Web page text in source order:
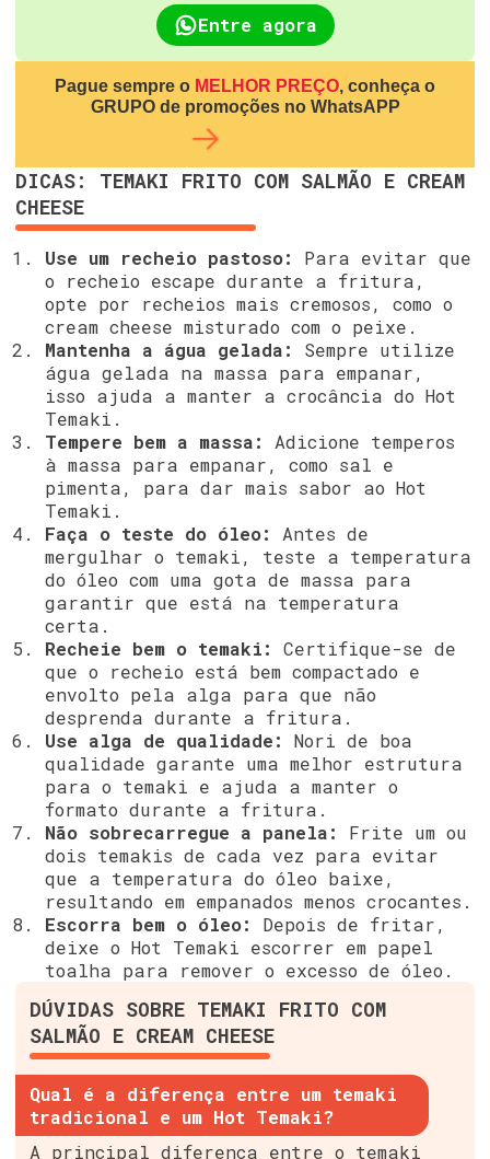
Entre agora
Pague sempre o MELHOR PREÇO, conheça o
GRUPO de promoções no WhatsAPP
DICAS: TEMAKI FRITO COM SALMÃO E CREAM
CHEESE
Use um recheio pastoso:
Para evitar que
o recheio escape durante a fritura,
opte por recheios mais cremosos, como o
cream cheese misturado com o peixe.
Mantenha a água gelada:
Sempre utilize
água gelada na massa para empanar,
isso ajuda a manter a crocância do Hot
Temaki.
Tempere bem a massa:
Adicione temperos
à massa para empanar, como sal e
pimenta, para dar mais sabor ao Hot
Temaki.
Faça o teste do óleo:
Antes de
mergulhar o temaki, teste a temperatura
do óleo com uma gota de massa para
garantir que está na temperatura
certa.
Recheie bem o temaki:
Certifique-se de
que o recheio está bem compactado e
envolto pela alga para que não
desprenda durante a fritura.
Use alga de qualidade:
Nori de boa
qualidade garante uma melhor estrutura
para o temaki e ajuda a manter o
formato durante a fritura.
Não sobrecarregue a panela:
Frite um ou
dois temakis de cada vez para evitar
que a temperatura do óleo baixe,
resultando em empanados menos crocantes.
Escorra bem o óleo:
Depois de fritar,
deixe o Hot Temaki escorrer em papel
toalha para remover o excesso de óleo.
DÚVIDAS SOBRE TEMAKI FRITO COM
SALMÃO E CREAM CHEESE
Qual é a diferença entre um temaki
tradicional e um Hot Temaki?
A principal diferença entre o temaki